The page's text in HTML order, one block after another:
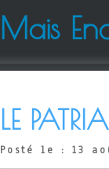
Mais
LE
Posté le : 13